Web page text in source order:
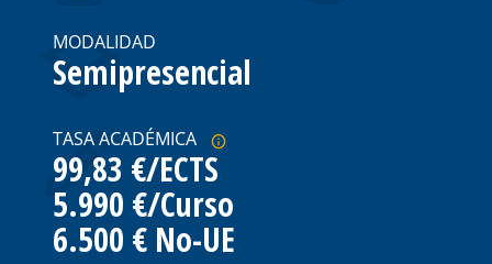
MODALIDAD
Semipresencial
TASA ACADÉMICA
99,83 €/ECTS
5.990 €/Curso
6.500 € No-UE